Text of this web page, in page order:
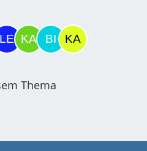
Thema